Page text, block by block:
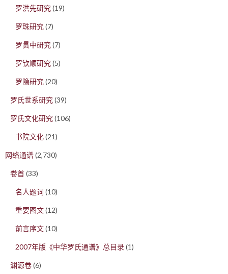
罗洪先研究(19)
罗珠研究(7)
罗贯中研究(7)
罗钦顺研究(5)
罗隐研究(20)
罗氏世系研究(39)
罗氏文化研究(106)
书院文化(21)
网络通谱(2,730)
卷首(33)
名人题词 (10)
重要图文(12)
前言序文(10)
2007年版《中华罗氏通谱》总目录(1)
渊源卷(6)